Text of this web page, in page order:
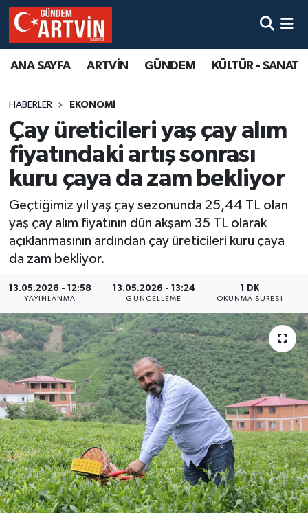
ANA SAYFA ARTVİN GÜNDEM KÜLTÜR - SANAT
HABERLER EKONOMİ
Çay üreticileri yaş çay alım
fiyatındaki artış sonrası
kuru çaya da zam bekliyor
Geçtiğimiz yıl yaş çay sezonunda 25,44 TL olan
yaş çay alım fiyatının dün akşam 35 TL olarak
açıklanmasının ardından çay üreticileri kuru çaya
da zam bekliyor.
13.05.2026 - 12:58
YAYINLANMA
13.05.2026 - 13:24
GÜNCELLEME
1 DK
OKUNMA SÜRESI